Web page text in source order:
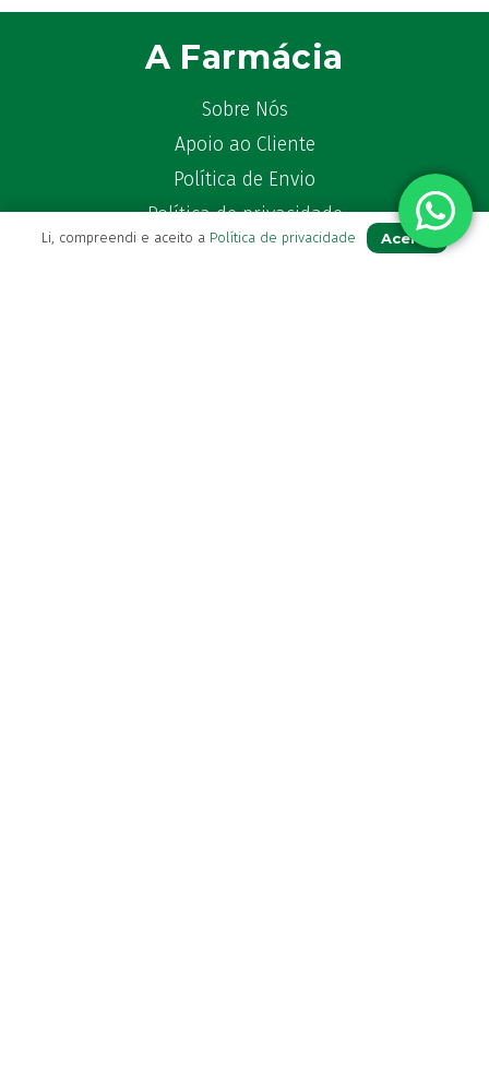
A Farmácia
Sobre Nós
Apoio ao Cliente
Política de Envio
Política de privacidade
Termos & Condições
Li, compreendi e aceito a Política de privacidade Aceito